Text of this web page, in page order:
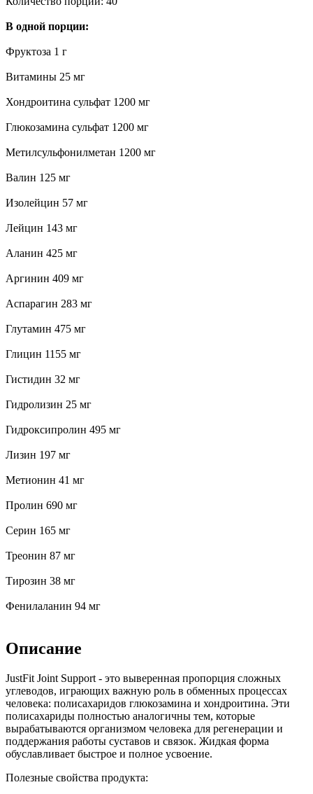
В одной порции:
Фруктоза 1 г
Витамины 25 мг
Хондроитина сульфат 1200 мг
Глюкозамина сульфат 1200 мг
Метилсульфонилметан 1200 мг
Валин 125 мг
Изолейцин 57 мг
Лейцин 143 мг
Аланин 425 мг
Аргинин 409 мг
Аспарагин 283 мг
Глутамин 475 мг
Глицин 1155 мг
Гистидин 32 мг
Гидролизин 25 мг
Гидроксипролин 495 мг
Лизин 197 мг
Метионин 41 мг
Пролин 690 мг
Серин 165 мг
Треонин 87 мг
Тирозин 38 мг
Фенилаланин 94 мг
Описание
JustFit Joint Support - это выверенная пропорция сложных
углеводов, играющих важную роль в обменных процессах
человека: полисахаридов глюкозамина и хондроитина. Эти
полисахариды полностью аналогичны тем, которые
вырабатываются организмом человека для регенерации и
поддержания работы суставов и связок. Жидкая форма
обуславливает быстрое и полное усвоение.
Полезные свойства продукта: